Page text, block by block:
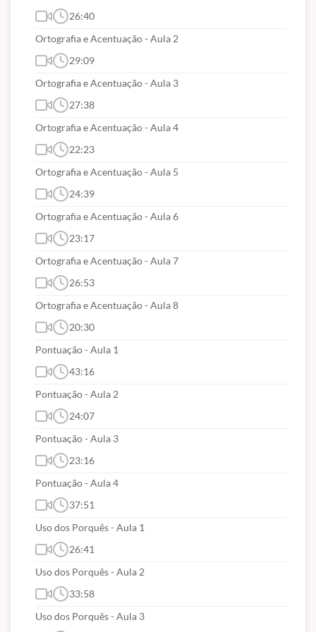
atualizações pós-edital estaremos atualizando
sem custos para nossos alunos);
Prazo de acesso de
26:40
Ortografia e Acentuação - Aula 2
29:09
Ortografia e Acentuação - Aula 3
27:38
Ortografia e Acentuação - Aula 4
22:23
Ortografia e Acentuação - Aula 5
24:39
Ortografia e Acentuação - Aula 6
23:17
Ortografia e Acentuação - Aula 7
26:53
Ortografia e Acentuação - Aula 8
20:30
Pontuação - Aula 1
43:16
Pontuação - Aula 2
24:07
Pontuação - Aula 3
23:16
Pontuação - Aula 4
37:51
Uso dos Porquês - Aula 1
26:41
Uso dos Porquês - Aula 2
33:58
Uso dos Porquês - Aula 3